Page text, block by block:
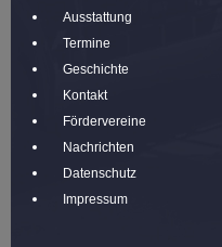
Ausstattung
Termine
Geschichte
Kontakt
Fördervereine
Nachrichten
Datenschutz
Impressum